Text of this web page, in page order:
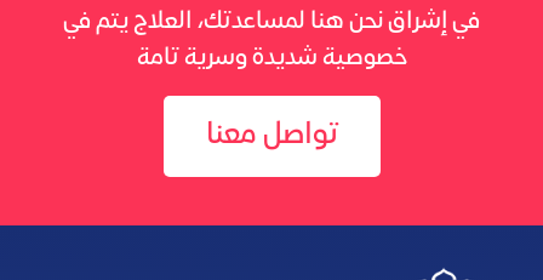
في إشراق نحن هنا لمساعدتك، العلاج يتم في
خصوصية شديدة وسرية تامة
تواصل معنا